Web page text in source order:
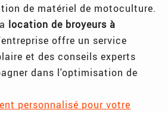
de matériel de motoculture.
location de broyeurs à
offre un service
et des conseils experts
dans l'optimisation de
personnalisé pour votre